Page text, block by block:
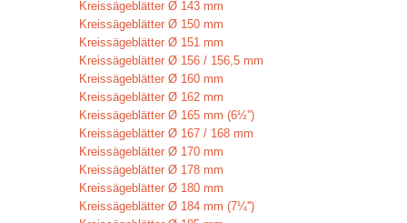
Kreissägeblätter Ø 143 mm
Kreissägeblätter Ø 150 mm
Kreissägeblätter Ø 151 mm
Kreissägeblätter Ø 156 / 156,5 mm
Kreissägeblätter Ø 160 mm
Kreissägeblätter Ø 162 mm
Kreissägeblätter Ø 165 mm (6½'')
Kreissägeblätter Ø 167 / 168 mm
Kreissägeblätter Ø 170 mm
Kreissägeblätter Ø 178 mm
Kreissägeblätter Ø 180 mm
Kreissägeblätter Ø 184 mm (7¼'')